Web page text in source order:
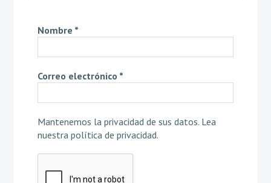
Nombre *
Correo electrónico *
Mantenemos la privacidad de sus datos. Lea
nuestra política de privacidad.